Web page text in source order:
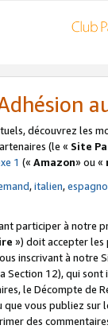
découvrez les
(le « Site
1 (« Amazon» ou «
,italien,
participer à notre
») doit accepter les
inscrivant à notre
Section 12), qui
le Décompte de
que vous publiez
des